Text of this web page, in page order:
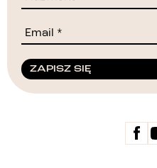
ZAPISZ SIĘ